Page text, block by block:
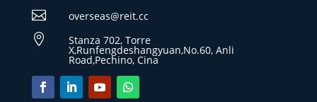
 overseas@reit.cc
 Stanza 702, Torre
X,Runfengdeshangyuan,No.60, Anli
Road,Pechino, Cina